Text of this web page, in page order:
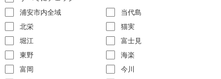
浦安市内全域
当代島
北栄
猫実
堀江
富士見
東野
海楽
富岡
今川